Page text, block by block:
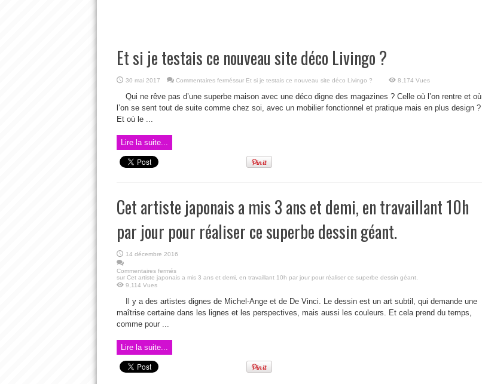
Et si je testais ce nouveau site déco Livingo ?
30 mai 2017 Commentaires ferméssur Et si je testais ce nouveau site déco Livingo ? 8,174 Vues
Qui ne rêve pas d’une superbe maison avec une déco digne des magazines ? Celle où l’on rentre et où
l’on se sent tout de suite comme chez soi, avec un mobilier fonctionnel et pratique mais en plus design ?
Et où le ...
Lire la suite...
Cet artiste japonais a mis 3 ans et demi, en travaillant 10h
par jour pour réaliser ce superbe dessin géant.
14 décembre 2016
Commentaires fermés
sur Cet artiste japonais a mis 3 ans et demi, en travaillant 10h par jour pour réaliser ce superbe dessin géant.
9,114 Vues
Il y a des artistes dignes de Michel-Ange et de De Vinci. Le dessin est un art subtil, qui demande une
maîtrise certaine dans les lignes et les perspectives, mais aussi les couleurs. Et cela prend du temps,
comme pour ...
Lire la suite...